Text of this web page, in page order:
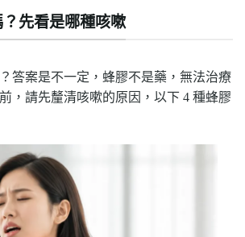
先看是哪種咳嗽
答案是不一定，蜂膠不是藥，無法治療
，請先釐清咳嗽的原因，以下 4 種蜂膠